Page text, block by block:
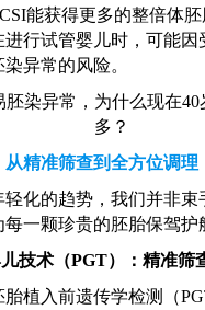
能获得更多的整倍体胚
行试管婴儿时，可能因
异常的风险。
从精准筛查到全方位调理
化的趋势，我们并非束
一颗珍贵的胚胎保驾护
技术（PGT）：精准筛
植入前遗传学检测（